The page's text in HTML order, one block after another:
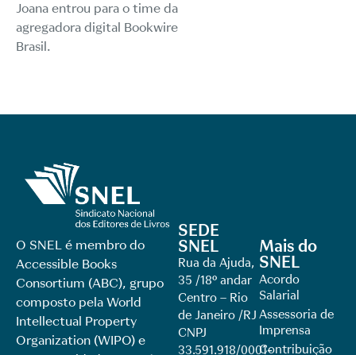
Joana entrou para o time da
agregadora digital Bookwire
Brasil.
O SNEL é membro do
Accessible Books
Consortium (ABC), grupo
composto pela World
Intellectual Property
Organization (WIPO) e
SEDE
SNEL
Rua da Ajuda,
35 /18º andar
Centro – Rio
de Janeiro /RJ
CNPJ
33.591.918/0001-
Mais do
SNEL
Acordo
Salarial
Assessoria de
Imprensa
Contribuição